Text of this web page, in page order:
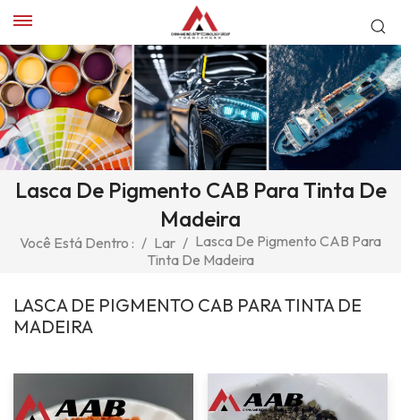
Lasca De Pigmento CAB Para Tinta De
Madeira
Você Está Dentro : / Lar / Lasca De Pigmento CAB Para
Tinta De Madeira
LASCA DE PIGMENTO CAB PARA TINTA DE
MADEIRA